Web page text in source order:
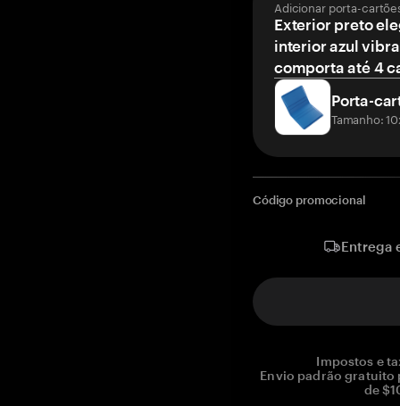
Adicionar porta-
Exterior preto
interior azul
comporta até 4
Porta-
Tamanho:
Código promocional
Entrega
Impostos e
Envio padrão gratuito
de